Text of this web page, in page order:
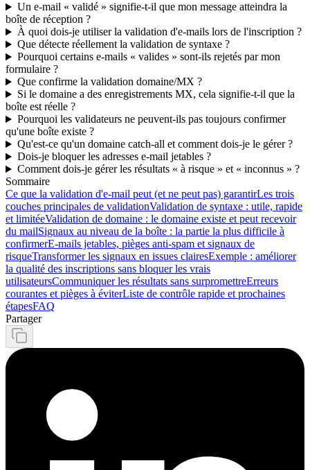
Un e-mail « validé » signifie-t-il que mon message atteindra la
boîte de réception ?
À quoi dois-je utiliser la validation d'e-mails lors de l'inscription ?
Que détecte réellement la validation de syntaxe ?
Pourquoi certains e-mails « valides » sont-ils rejetés par mon
formulaire ?
Que confirme la validation domaine/MX ?
Si le domaine a des enregistrements MX, cela signifie-t-il que la
boîte est réelle ?
Pourquoi les validateurs ne peuvent-ils pas toujours confirmer
qu'une boîte existe ?
Qu'est-ce qu'un domaine catch-all et comment dois-je le gérer ?
Dois-je bloquer les adresses e-mail jetables ?
Comment dois-je gérer les résultats « à risque » et « inconnus » ?
Sommaire
Ce que la validation d'e-mail peut (et ne peut pas) garantirLes trois
couches principales de validationValidation de syntaxe : utile, rapide
et limitéeValidation de domaine : le domaine existe et peut recevoir
du mailSignaux au niveau de la boîte : la partie la plus difficile à
confirmerE-mails jetables, pièges anti-spam et signaux de
risqueTransformer les signaux en issues clairesExemple : améliorer
la qualité des inscriptions sans bloquer les vrais
utilisateursCommuniquer les résultats sans surpromettreErreurs
courantes et pièges à éviterListe de contrôle rapide et prochaines
étapesFAQ
Partager